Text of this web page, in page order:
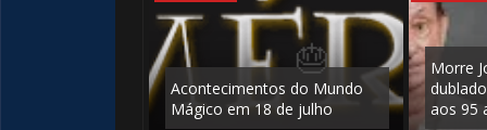
Acontecimentos do Mundo
Mágico em 18 de julho
Morre
aos 95